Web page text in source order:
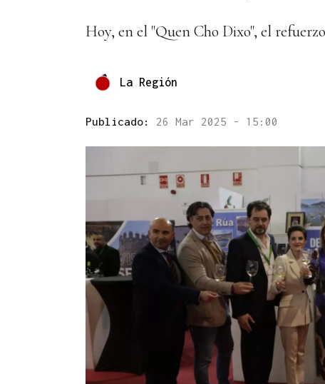
Hoy, en el "Quen Cho Dixo", el
La Región
Publicado: 26 Mar 2025 - 15:00